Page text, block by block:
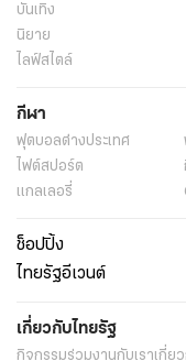
บันเทิง
นิยาย
ไลฟ์สไตล์
กีฬา
ฟุตบอลต่่างประเทศ
ไฟต์สปอร์ต
แกลเลอรี่
ช็อปปิ้ง
ไทยรัฐอีเวนต์
เกี่ยวกับไทยรัฐ
กิจกรรมร่วมงานกับเราเกี่ย